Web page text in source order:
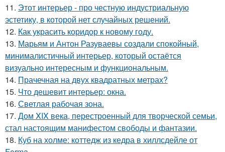
11. Этот интерьер - про честную индустриальную
эстетику, в которой нет случайных решений.
12. Как украсить коридор к новому году.
13. Марьям и Антон Разуваевы создали спокойный,
минималистичный интерьер, который остаётся
визуально интересным и функциональным.
14. Прачечная на двух квадратных метрах?
15. Что дешевит интерьер: окна.
16. Светлая рабочая зона.
17. Дом XIX века, перестроенный для творческой семьи,
стал настоящим манифестом свободы и фантазии.
18. Куб на холме: коттедж из кедра в хиллсдейле от